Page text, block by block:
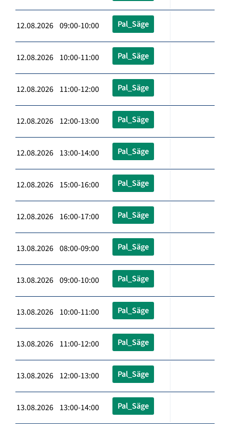
12.08.2026 09:00-10:00 Pal_Säge
12.08.2026 10:00-11:00 Pal_Säge
12.08.2026 11:00-12:00 Pal_Säge
12.08.2026 12:00-13:00 Pal_Säge
12.08.2026 13:00-14:00 Pal_Säge
12.08.2026 15:00-16:00 Pal_Säge
12.08.2026 16:00-17:00 Pal_Säge
13.08.2026 08:00-09:00 Pal_Säge
13.08.2026 09:00-10:00 Pal_Säge
13.08.2026 10:00-11:00 Pal_Säge
13.08.2026 11:00-12:00 Pal_Säge
13.08.2026 12:00-13:00 Pal_Säge
13.08.2026 13:00-14:00 Pal_Säge